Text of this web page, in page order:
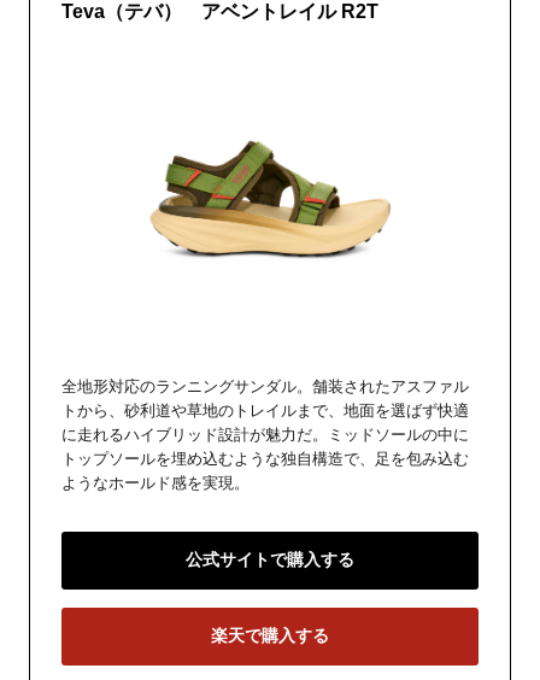
Teva（テバ） アベントレイル R2T
全地形対応のランニングサンダル。舗装されたアスファル
トから、砂利道や草地のトレイルまで、地面を選ばず快適
に走れるハイブリッド設計が魅力だ。ミッドソールの中に
トップソールを埋め込むような独自構造で、足を包み込む
ようなホールド感を実現。
公式サイトで購入する
楽天で購入する